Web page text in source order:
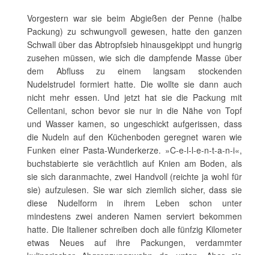
Vorgestern war sie beim Abgießen der Penne (halbe
Packung) zu schwungvoll gewesen, hatte den ganzen
Schwall über das Abtropfsieb hinausgekippt und hungrig
zusehen müssen, wie sich die dampfende Masse über
dem Abfluss zu einem langsam stockenden
Nudelstrudel formiert hatte. Die wollte sie dann auch
nicht mehr essen. Und jetzt hat sie die Packung mit
Cellentani, schon bevor sie nur in die Nähe von Topf
und Wasser kamen, so ungeschickt aufgerissen, dass
die Nudeln auf den Küchenboden geregnet waren wie
Funken einer Pasta-Wunderkerze. »C-e-l-l-e-n-t-a-n-i«,
buchstabierte sie verächtlich auf Knien am Boden, als
sie sich daranmachte, zwei Handvoll (reichte ja wohl für
sie) aufzulesen. Sie war sich ziemlich sicher, dass sie
diese Nudelform in ihrem Leben schon unter
mindestens zwei anderen Namen serviert bekommen
hatte. Die Italiener schreiben doch alle fünfzig Kilometer
etwas Neues auf ihre Packungen, verdammter